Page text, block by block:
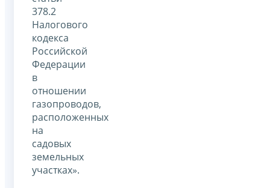
378.2
Налогового
кодекса
Российской
Федерации
в
отношении
газопроводов,
расположенных
на
садовых
земельных
участках».